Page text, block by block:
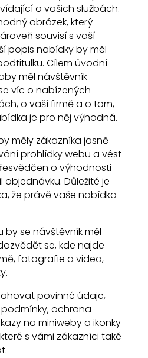
o vašich službách.
obrázek, který
souvisí s vaší
popis nabídky by měl
Cílem úvodní
měl návštěvník
víc o nabízených
o vaší firmě a o tom,
je pro něj výhodná.
měly zákazníka jasně
prohlídky webu a vést
o výhodnosti
Důležité je
že právě vaše nabídka
se návštěvník měl
se, kde najde
fotografie a videa,
povinné údaje,
ochrana
na miniweby a ikonky
s vámi zákazníci také